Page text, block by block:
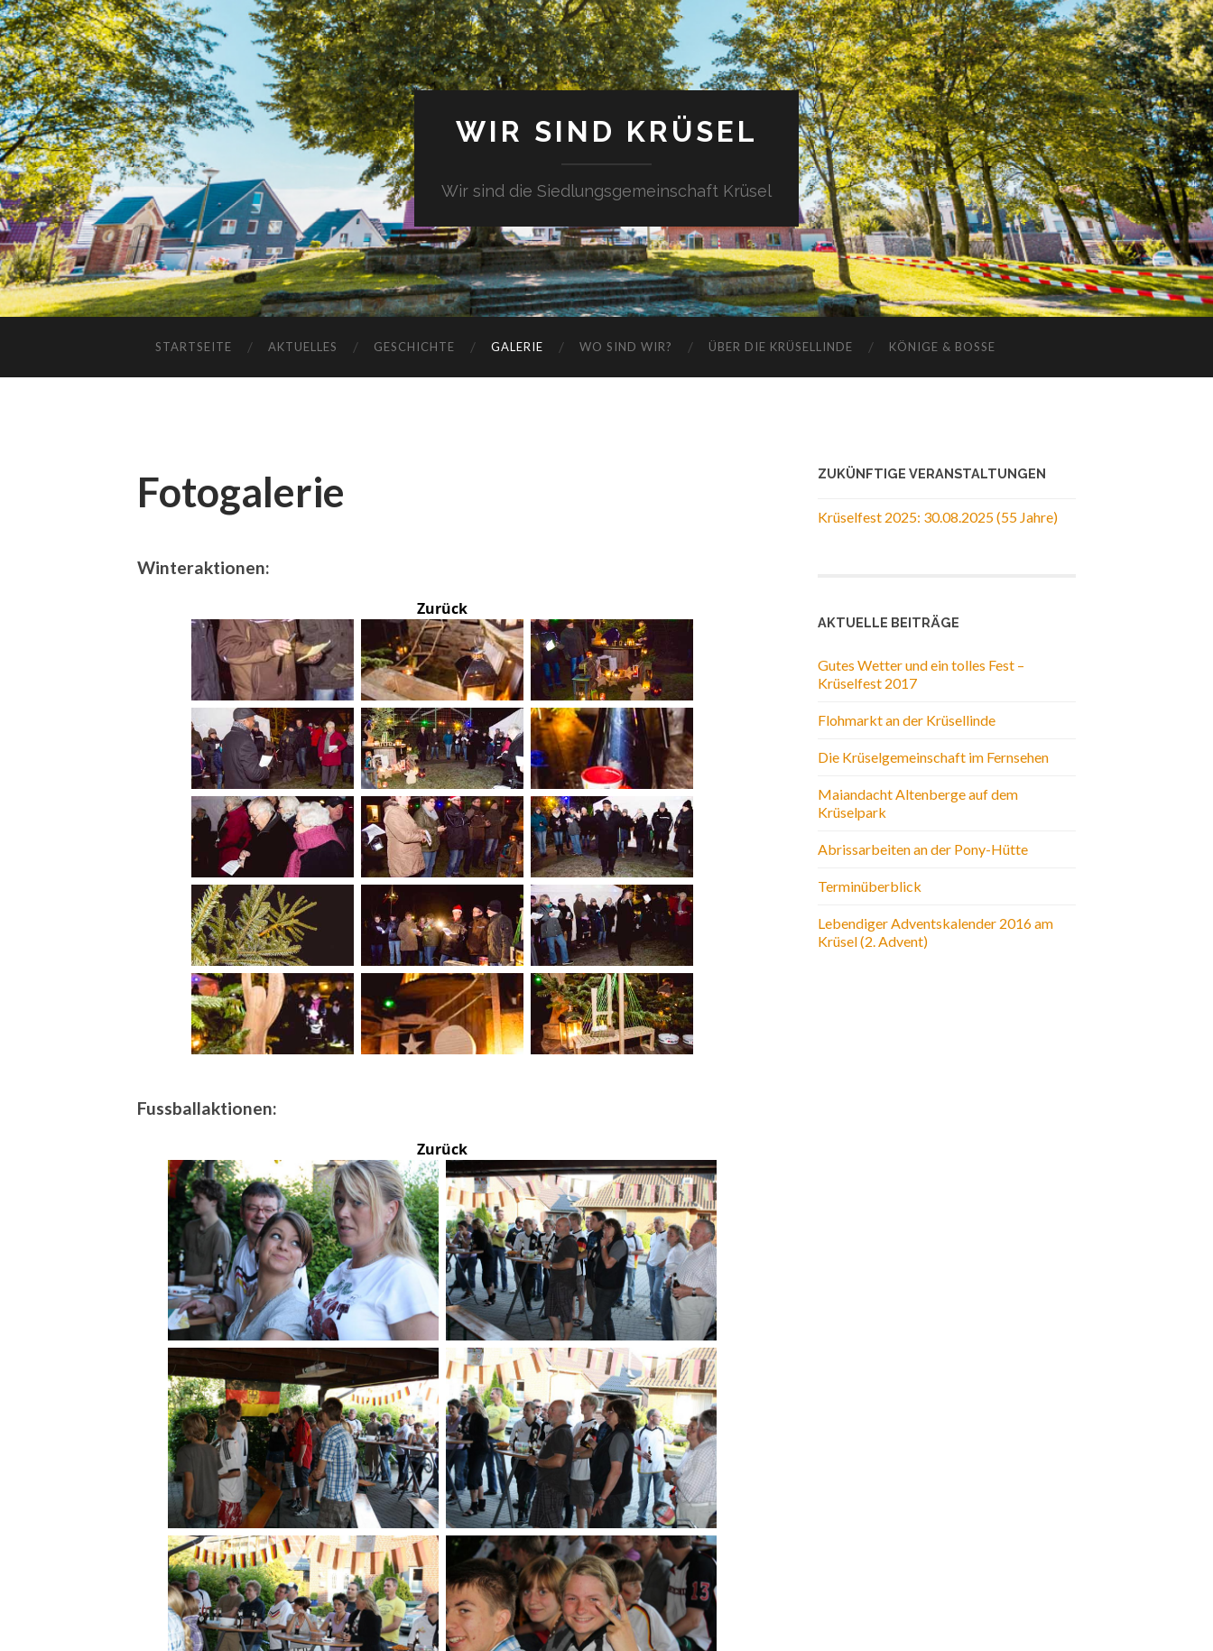
WIR SIND KRÜSEL
Wir sind die Siedlungsgemeinschaft Krüsel
STARTSEITE AKTUELLES GESCHICHTE GALERIE WO SIND WIR? ÜBER DIE KRÜSELLINDE KÖNIGE & BOSSE
Fotogalerie
Winteraktionen:
Zurück
Fussballaktionen:
Zurück
ZUKÜNFTIGE VERANSTALTUNGEN
Krüselfest 2025: 30.08.2025 (55 Jahre)
AKTUELLE BEITRÄGE
Gutes Wetter und ein tolles Fest –
Krüselfest 2017
Flohmarkt an der Krüsellinde
Die Krüselgemeinschaft im Fernsehen
Maiandacht Altenberge auf dem
Krüselpark
Abrissarbeiten an der Pony-Hütte
Terminüberblick
Lebendiger Adventskalender 2016 am
Krüsel (2. Advent)